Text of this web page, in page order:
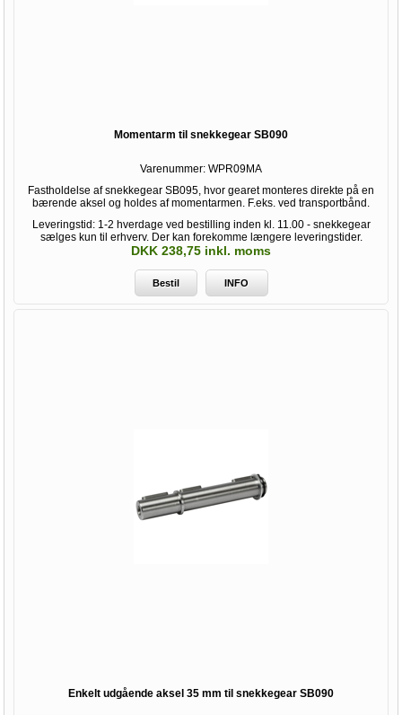
Momentarm til snekkegear SB090
Varenummer: WPR09MA
Fastholdelse af snekkegear SB095, hvor gearet monteres direkte på en
bærende aksel og holdes af momentarmen. F.eks. ved transportbånd.
Leveringstid: 1-2 hverdage ved bestilling inden kl. 11.00 - snekkegear
sælges kun til erhverv. Der kan forekomme længere leveringstider.
DKK 238,75 inkl. moms
Bestil INFO
Enkelt udgående aksel 35 mm til snekkegear SB090